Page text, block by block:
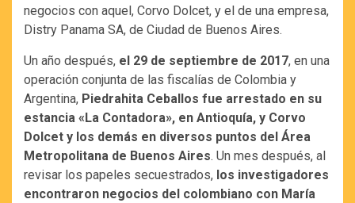
negocios con aquel, Corvo Dolcet, y el de una empresa,
Distry Panama SA, de Ciudad de Buenos Aires.
Un año después, el 29 de septiembre de 2017, en una
operación conjunta de las fiscalías de Colombia y
Argentina, Piedrahita Ceballos fue arrestado en su
estancia «La Contadora», en Antioquía, y Corvo
Dolcet y los demás en diversos puntos del Área
Metropolitana de Buenos Aires. Un mes después, al
revisar los papeles secuestrados, los investigadores
encontraron negocios del colombiano con María